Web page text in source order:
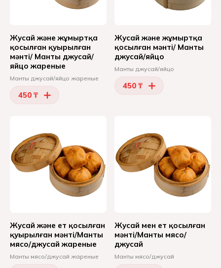
Жусай және жұмыртқа
қосылған қуырылған
мәнті/ Манты джусай/
яйцо жареные
Манты джусай/яйцо жареные
450 ₸
Жусай және жұмыртқа
қосылған мәнті/ Манты
джусай/яйцо
Манты джусай/яйцо
450 ₸
Жусай және ет қосылған
қуырылған мәнті/Манты
мясо/джусай жареные
Манты мясо/джусай жареные
Жусай мен ет қосылған
мәнті/Манты мясо/
джусай
Манты мясо/джусай